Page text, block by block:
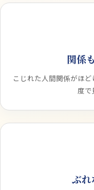
関係
こじれた人間関係がほ
度で
ぶれ